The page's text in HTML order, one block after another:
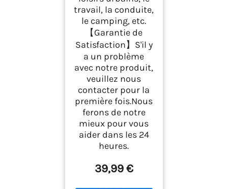
travail, la conduite,
le camping, etc.
【Garantie de
Satisfaction】S'il y
a un problème
avec notre produit,
veuillez nous
contacter pour la
première fois.Nous
ferons de notre
mieux pour vous
aider dans les 24
heures.
39,99 €